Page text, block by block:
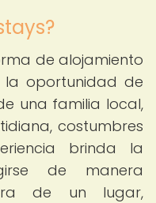
de alojamiento
la oportunidad de
una familia local,
costumbres
brinda la
de manera
de un lugar,